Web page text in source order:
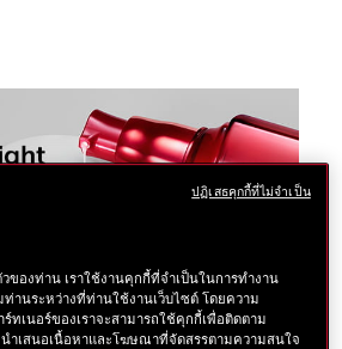
ของท่าน เราใช้งานคุกกี้ที่จำเป็นในการทำงาน
ท่านระหว่างที่ท่านใช้งานเว็บไซต์ โดยความ
ทเนอร์ของเราจะสามารถใช้คุกกี้เพื่อติดตาม
ำเสนอเนื้อหาและโฆษณาที่จัดสรรตามความสนใจ
ปฏิเสธคุกกี้ที่ไม่จำเป็น